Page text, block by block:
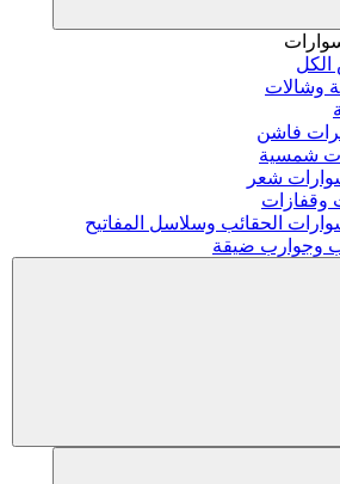
وشالات
فاشن
شمسية
شعر
وقفازات
الحقائب وسلاسل المفاتيح
وجوارب ضيقة